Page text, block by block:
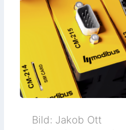
Bild: Jakob Ott